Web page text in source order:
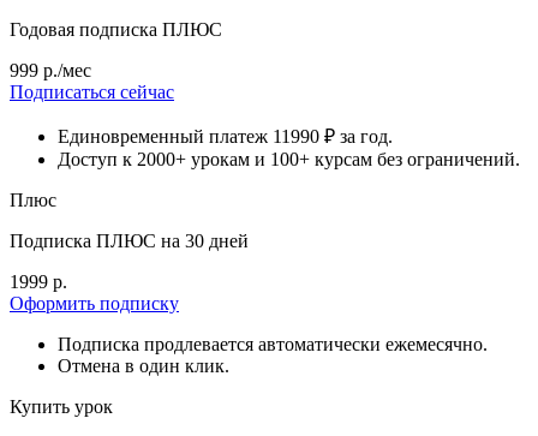
Годовая подписка ПЛЮС
999 р./мес
Подписаться сейчас
Единовременный платеж 11990 ₽ за год.
Доступ к 2000+ урокам и 100+ курсам без ограничений.
Плюс
Подписка ПЛЮС на 30 дней
1999 р.
Оформить подписку
Подписка продлевается автоматически ежемесячно.
Отмена в один клик.
Купить урок